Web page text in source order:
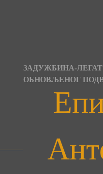
ЗАДУЖБИНА-
ОБНОВЉЕНОГ